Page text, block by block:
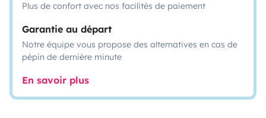
Plus de confort avec nos facilités de paiement
Garantie au départ
Notre équipe vous propose des alternatives en cas de
pépin de dernière minute
En savoir plus